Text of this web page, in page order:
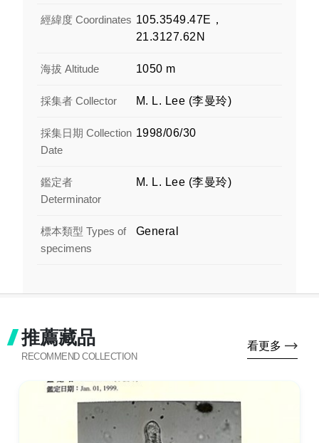
經緯度 Coordinates 105.3549.47E，
21.3127.62N
海拔 Altitude 1050 m
採集者 Collector M. L. Lee (李曼玲)
採集日期 Collection
Date
1998/06/30
鑑定者
Determinator
M. L. Lee (李曼玲)
標本類型 Types of
specimens
General
推薦藏品
RECOMMEND COLLECTION
看更多